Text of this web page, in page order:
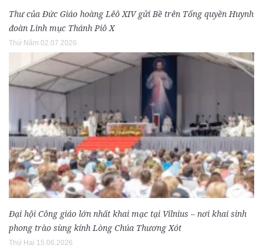
Thư của Đức Giáo hoàng Lêô XIV gửi Bề trên Tổng quyền Huynh
đoàn Linh mục Thánh Piô X
Thứ Năm 02.07.2026
Đại hội Công giáo lớn nhất khai mạc tại Vilnius – nơi khai sinh
phong trào sùng kính Lòng Chúa Thương Xót
Thứ Hai 15.06.2026